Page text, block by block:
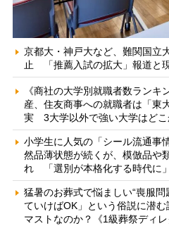
京都大・神戸大など、難関国立
止 「推薦入試の拡大」報道と
《商社の大学別就職者数ラン
産、住友商事への就職者は「東
実 3大学以外で強い大学はどこ
小学生に人気の「シール流通
然品薄状態が続くが、模倣品や
れ 「選別が本格化する時代に」
猛暑のお葬式で悩ましい“喪服
ていけばOK」という俗説に潜
マストなのか？《1級葬祭ディレ